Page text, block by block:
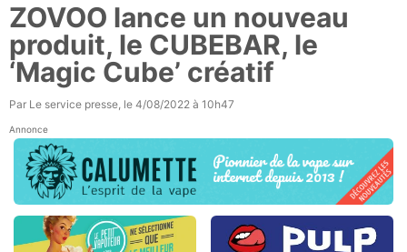
ZOVOO lance un nouveau
produit, le CUBEBAR, le
‘Magic Cube’ créatif
Par Le service presse, le 4/08/2022 à 10h47
Annonce